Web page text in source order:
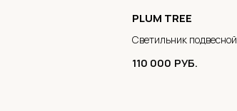
PLUM TREE
Светильник подвесной
110 000 РУБ.